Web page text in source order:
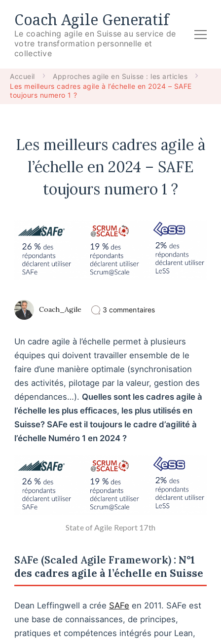
Coach Agile Generatif
Le coaching agile en Suisse au service de
votre transformation personnelle et
collective
Accueil
Approches agile en Suisse : les articles
Les meilleurs cadres agile à l’échelle en 2024 – SAFE
toujours numero 1 ?
Les meilleurs cadres agile à
l’échelle en 2024 – SAFE
toujours numero 1 ?
Coach_Agile 3 commentairessur
agile
à
en
2024
–
SAFE
toujours
numero
1
Un cadre agile à l’échelle permet à plusieurs
équipes qui doivent travailler ensemble de le
faire d’une manière optimale (synchronisation
des activités, pilotage par la valeur, gestion des
dépendances…). Quelles sont les cadres agile à
l’échelle les plus efficaces, les plus utilisés en
Suisse? SAFe est il toujours le cadre d’agilité à
l’échelle Numéro 1 en 2024 ?
State of Agile Report 17th
SAFe (Scaled Agile Framework) : N°1
des cadres agile à l’échelle en Suisse
Dean Leffingwell a crée SAFe en 2011. SAFe est
une base de connaissances, de principes,
pratiques et compétences intégrés pour Lean,